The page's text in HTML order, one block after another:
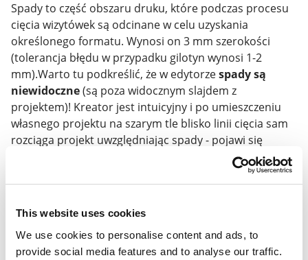
This website uses cookies
We use cookies to personalise content and ads, to
provide social media features and to analyse our traffic.
Spady to część obszaru druku, które podczas procesu
cięcia wizytówek są odcinane w celu uzyskania
określonego formatu. Wynosi on 3 mm szerokości
(tolerancja błędu w przypadku gilotyn wynosi 1-2
mm).Warto tu podkreślić, że w edytorzespady są
niewidoczne(są poza widocznym slajdem z
projektem)! Kreator jest intuicyjny i po umieszczeniu
własnego projektu na szarym tle blisko linii cięcia sam
rozciąga projekt uwzględniając spady - pojawi się
wówczas obramowanie poza szarym obszarem.
W przypadku VooGo spady są automatycznie
edytorze, to po umieszczeniu projektu na szarym tle
blisko linii cięcia, kreatorautomatycznie rozciąga
projekt , uwzględniając spady – wówczas pojawi się